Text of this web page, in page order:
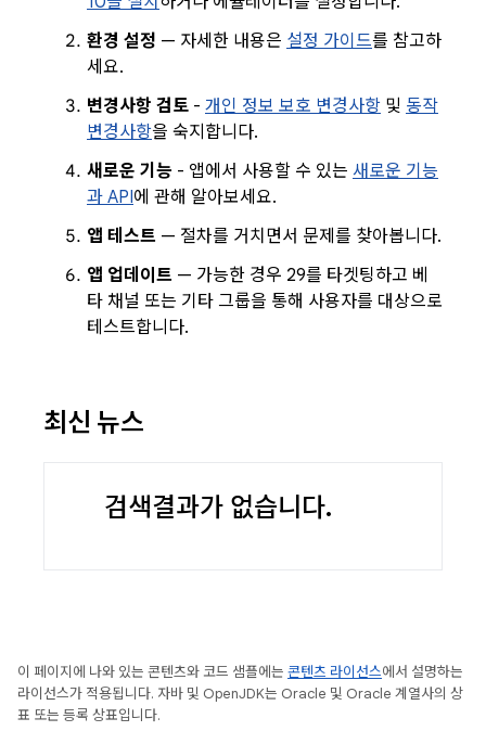
환경 설정 — 자세한 내용은 설정 가이드를 참고하
세요.
변경사항 검토 - 개인 정보 보호 변경사항 및 동작
변경사항을 숙지합니다.
새로운 기능 - 앱에서 사용할 수 있는 새로운 기능
과 API에 관해 알아보세요.
앱 테스트 — 절차를 거치면서 문제를 찾아봅니다.
앱 업데이트 — 가능한 경우 29를 타겟팅하고 베
타 채널 또는 기타 그룹을 통해 사용자를 대상으로
테스트합니다.
최신 뉴스
검색결과가 없습니다.
이 페이지에 나와 있는 콘텐츠와 코드 샘플에는 콘텐츠 라이선스에서 설명하는
라이선스가 적용됩니다. 자바 및 OpenJDK는 Oracle 및 Oracle 계열사의 상
표 또는 등록 상표입니다.